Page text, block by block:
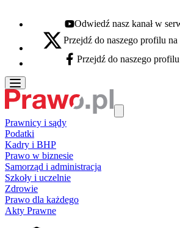
Youtube - otwiera się w nowej karcie
Odwiedź nasz kanał w
X - otwiera się w nowej karcie
Przejdź do naszego profilu
Facebook - otwiera się w nowej karcie
Przejdź do naszego
Prawnicy i sądy
Podatki
Kadry i BHP
Prawo w biznesie
Samorząd i administracja
Szkoły i uczelnie
Zdrowie
Prawo dla każdego
Akty Prawne